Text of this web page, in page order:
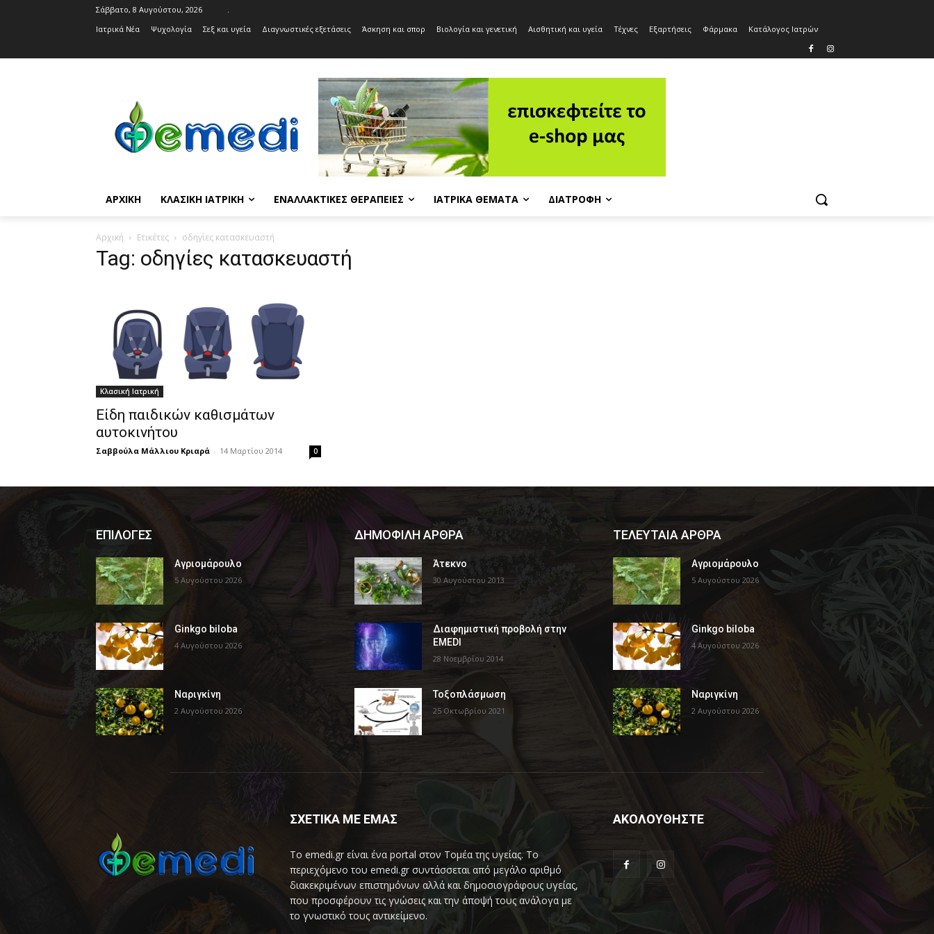
Σάββατο, 8 Αυγούστου, 2026
.
Ιατρικά Νέα
Ψυχολογία Σεξ και υγεία Διαγνωστικές εξετάσεις Άσκηση και σπορ Βιολογία και γενετική Αισθητική και υγεία Τέχνες Εξαρτήσεις Φάρμακα Κατάλογος Ιατρών
ΑΡΧΙΚΉ ΚΛΑΣΙΚΉ ΙΑΤΡΙΚΉ ΕΝΑΛΛΑΚΤΙΚΈΣ ΘΕΡΑΠΕΊΕΣ ΙΑΤΡΙΚΆ ΘΈΜΑΤΑ ΔΙΑΤΡΟΦΉ
Αρχική Ετικέτες οδηγίες κατασκευαστή
Tag: οδηγίες κατασκευαστή
Κλασική Ιατρική
Είδη παιδικών καθισμάτων
αυτοκινήτου
Σαββούλα Μάλλιου Κριαρά - 14 Μαρτίου 2014 0
ΕΠΙΛΟΓΕΣ
Αγριομάρουλο
5 Αυγούστου 2026
Ginkgo biloba
4 Αυγούστου 2026
Ναριγκίνη
2 Αυγούστου 2026
ΔΗΜΟΦΙΛΗ ΑΡΘΡΑ
Άτεκνο
30 Αυγούστου 2013
Διαφημιστική προβολή στην
EMEDI
28 Νοεμβρίου 2014
Τοξοπλάσμωση
25 Οκτωβρίου 2021
ΤΕΛΕΥΤΑΙΑ ΑΡΘΡΑ
Αγριομάρουλο
5 Αυγούστου 2026
Ginkgo biloba
4 Αυγούστου 2026
Ναριγκίνη
2 Αυγούστου 2026
ΣΧΕΤΙΚΑ ΜΕ ΕΜΑΣ
Το emedi.gr είναι ένα portal στον Τομέα της υγείας. Το
περιεχόμενο του emedi.gr συντάσσεται από μεγάλο αριθμό
διακεκριμένων επιστημόνων αλλά και δημοσιογράφους υγείας,
που προσφέρουν τις γνώσεις και την άποψή τους ανάλογα με
το γνωστικό τους αντικείμενο.
ΑΚΟΛΟΥΘΗΣΤΕ